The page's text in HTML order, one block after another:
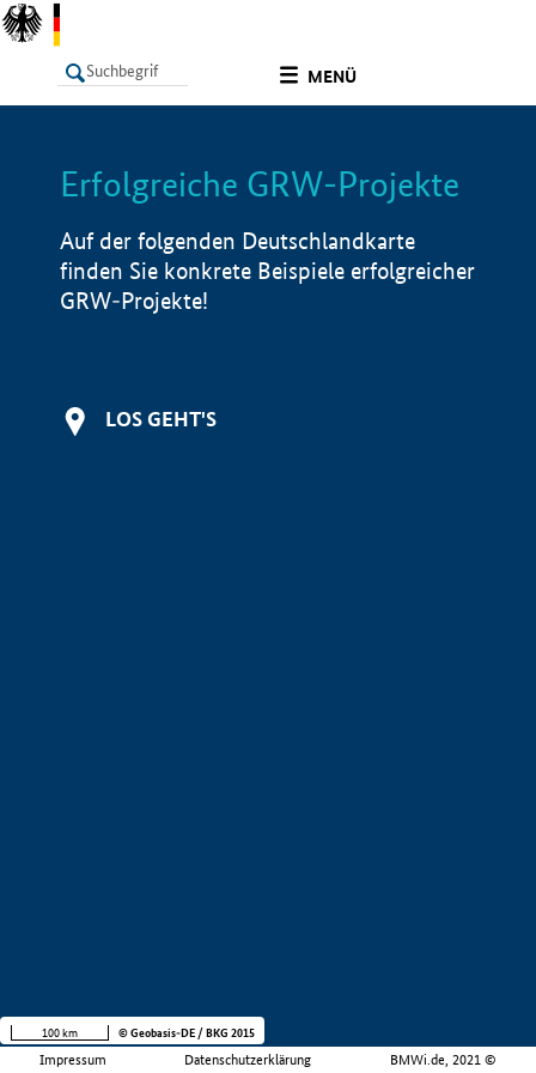
MENÜ
LISTE Info
Erfolgreiche GRW-Projekte
Auf der folgenden Deutschlandkarte
finden Sie konkrete Beispiele erfolgreicher
GRW-Projekte!
LOS GEHT'S
Impressum Datenschutzerklärung BMWi.de, 2021 ©
100 km © Geobasis-DE / BKG 2015